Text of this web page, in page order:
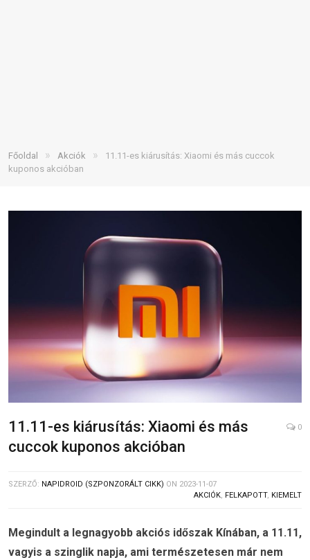
Főoldal » Akciók »
11.11-es kiárusítás: Xiaomi és más cuccok
kuponos akcióban
11.11-es kiárusítás: Xiaomi és más
cuccok kuponos akcióban
0
SZERZŐ: NAPIDROID (SZPONZORÁLT CIKK) ON 2023-11-07
AKCIÓK, FELKAPOTT, KIEMELT
Megindult a legnagyobb akciós időszak Kínában, a 11.11,
vagyis a szinglik napja, ami természetesen már nem